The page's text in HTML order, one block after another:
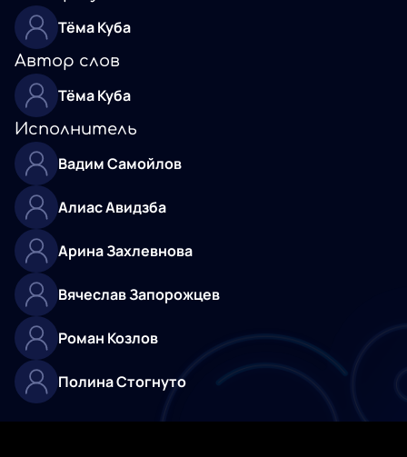
Тёма Куба
Автор слов
Тёма Куба
Исполнитель
Вадим Самойлов
Алиас Авидзба
Арина Захлевнова
Вячеслав Запорожцев
Роман Козлов
Полина Стогнуто